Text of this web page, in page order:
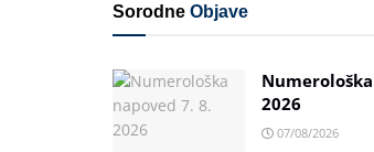
Sorodne Objave
2026
07/08/2026